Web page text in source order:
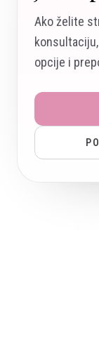
Ako želite
opcije i